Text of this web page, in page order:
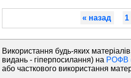
« назад 1
Використання будь-яких
видань - гіперпосилання) на РОФВ
або часткового використання